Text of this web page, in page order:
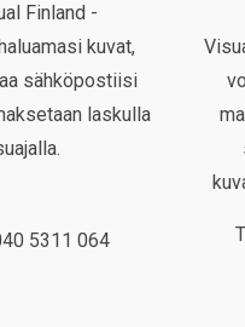
Finland -
kuvat,
sähköpostiisi
laskulla
5311 064